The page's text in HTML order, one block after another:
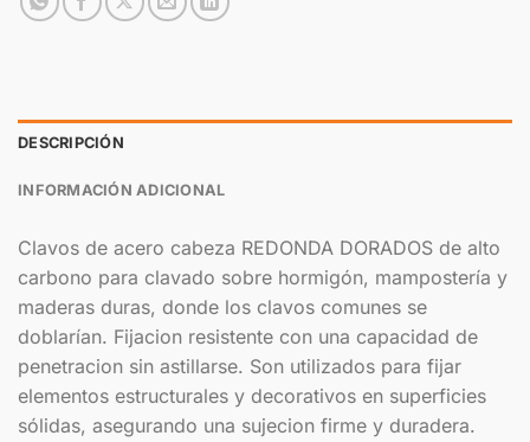
DESCRIPCIÓN
INFORMACIÓN ADICIONAL
Clavos de acero cabeza REDONDA DORADOS de alto
carbono para clavado sobre hormigón, mampostería y
maderas duras, donde los clavos comunes se
doblarían. Fijacion resistente con una capacidad de
penetracion sin astillarse. Son utilizados para fijar
elementos estructurales y decorativos en superficies
sólidas, asegurando una sujecion firme y duradera.